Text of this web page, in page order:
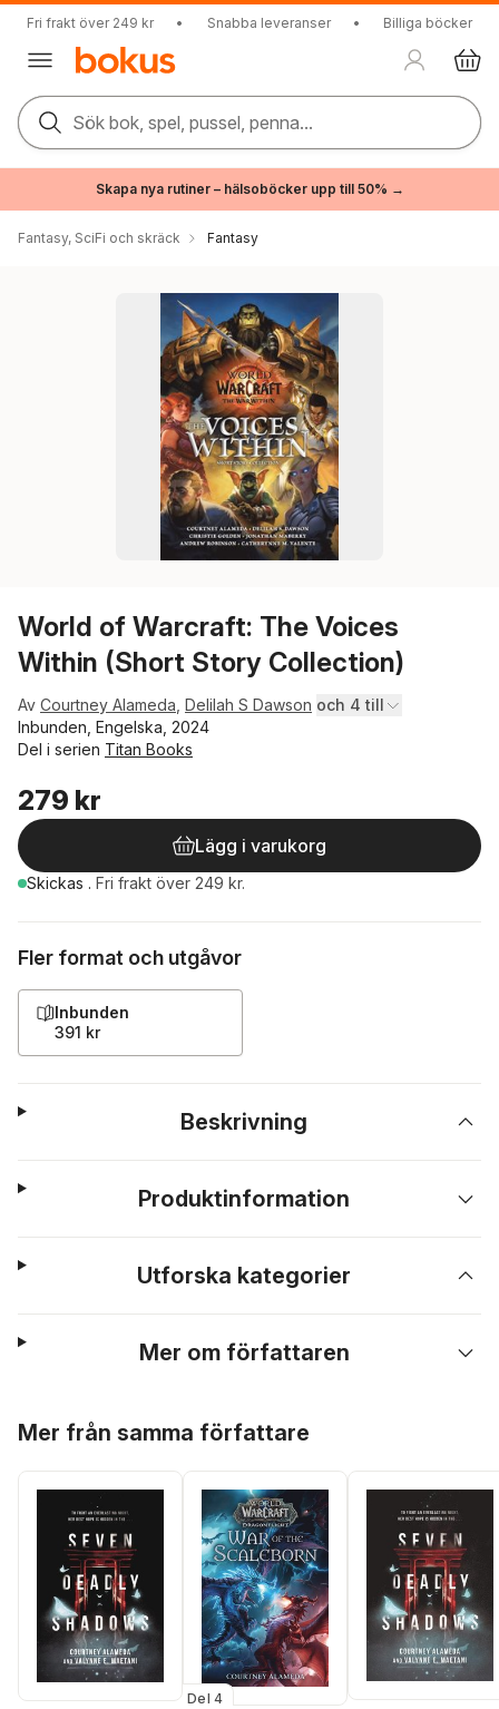
Fri frakt över 249 kr • Snabba leveranser • Billiga böcker
Sök bok, spel, pussel, penna...
Skapa nya rutiner – hälsoböcker upp till 50% →
Fantasy, SciFi och skräck Fantasy
World of Warcraft: The Voices
Within (Short Story Collection)
Av Courtney Alameda Delilah S Dawson och 4 till
Inbunden, Engelska, 2024
Del i serien Titan Books
279 kr
Lägg i varukorg
Skickas . Fri frakt över 249 kr.
Fler format och utgåvor
Inbunden
391 kr
Beskrivning
Produktinformation
Utforska kategorier
Mer om författaren
Mer från samma författare
Del 4